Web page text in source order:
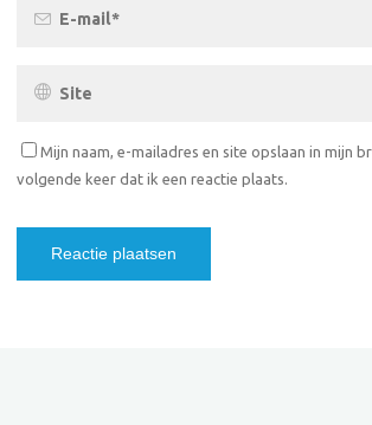
Mijn naam, e-mailadres en site opslaan in mijn
volgende keer dat ik een reactie plaats.